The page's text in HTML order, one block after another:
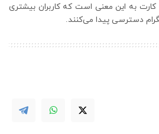
به این معنی است که کاربران بیشتری
دسترسی پیدا می‌کنند.